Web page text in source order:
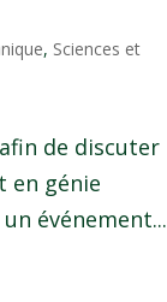
, Sciences et
de discuter
en génie
événement...